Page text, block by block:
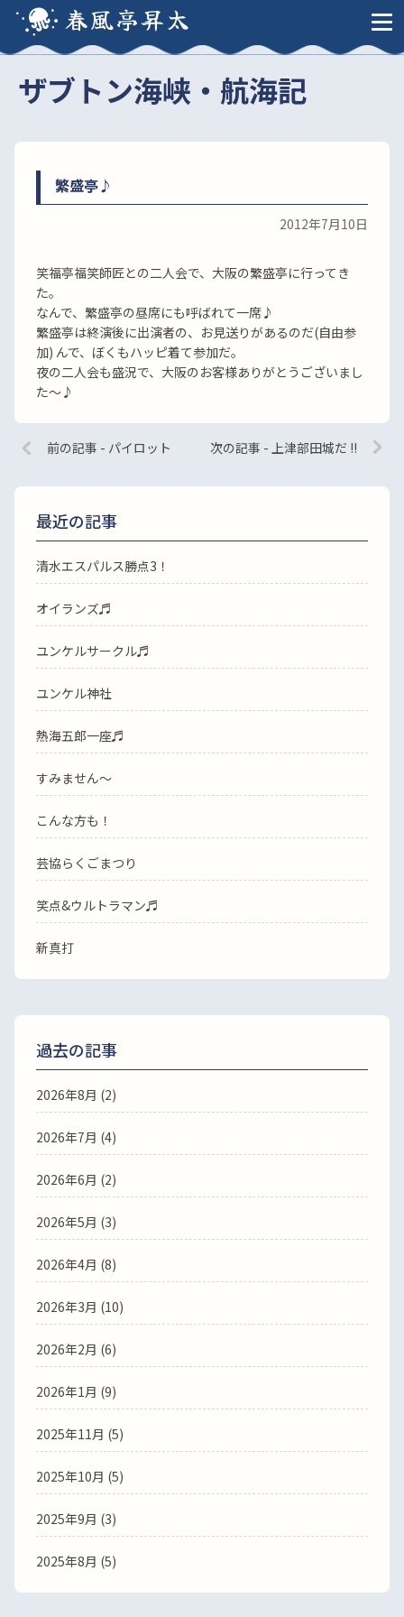
春風亭昇太
ザブトン海峡・航海記
繁盛亭♪
2012年7月10日
笑福亭福笑師匠との二人会で、大阪の繁盛亭に行ってき
た。
なんで、繁盛亭の昼席にも呼ばれて一席♪
繁盛亭は終演後に出演者の、お見送りがあるのだ(自由参
加) んで、ぼくもハッピ着て参加だ。
夜の二人会も盛況で、大阪のお客様ありがとうございまし
た〜♪
前の記事 - パイロット 次の記事 - 上津部田城だ !!
最近の記事
清水エスパルス勝点3！
オイランズ♬
ユンケルサークル♬
ユンケル神社
熱海五郎一座♬
すみません〜
こんな方も！
芸協らくごまつり
笑点&ウルトラマン♬
新真打
過去の記事
2026年8月 (2)
2026年7月 (4)
2026年6月 (2)
2026年5月 (3)
2026年4月 (8)
2026年3月 (10)
2026年2月 (6)
2026年1月 (9)
2025年11月 (5)
2025年10月 (5)
2025年9月 (3)
2025年8月 (5)